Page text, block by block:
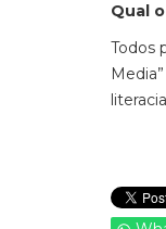
Qual
Todos